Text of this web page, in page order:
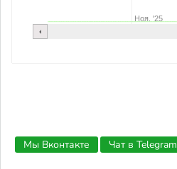
Ноя. '25
Мы Вконтакте Чат в Telegram